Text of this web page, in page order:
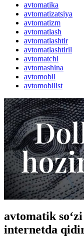
avtomatika
avtomatizatsiya
avtomatizm
avtomatlash
avtomatlashtir
avtomatlashtiril
avtomatchi
avtomashina
avtomobil
avtomobilist
avtomatik
internetda